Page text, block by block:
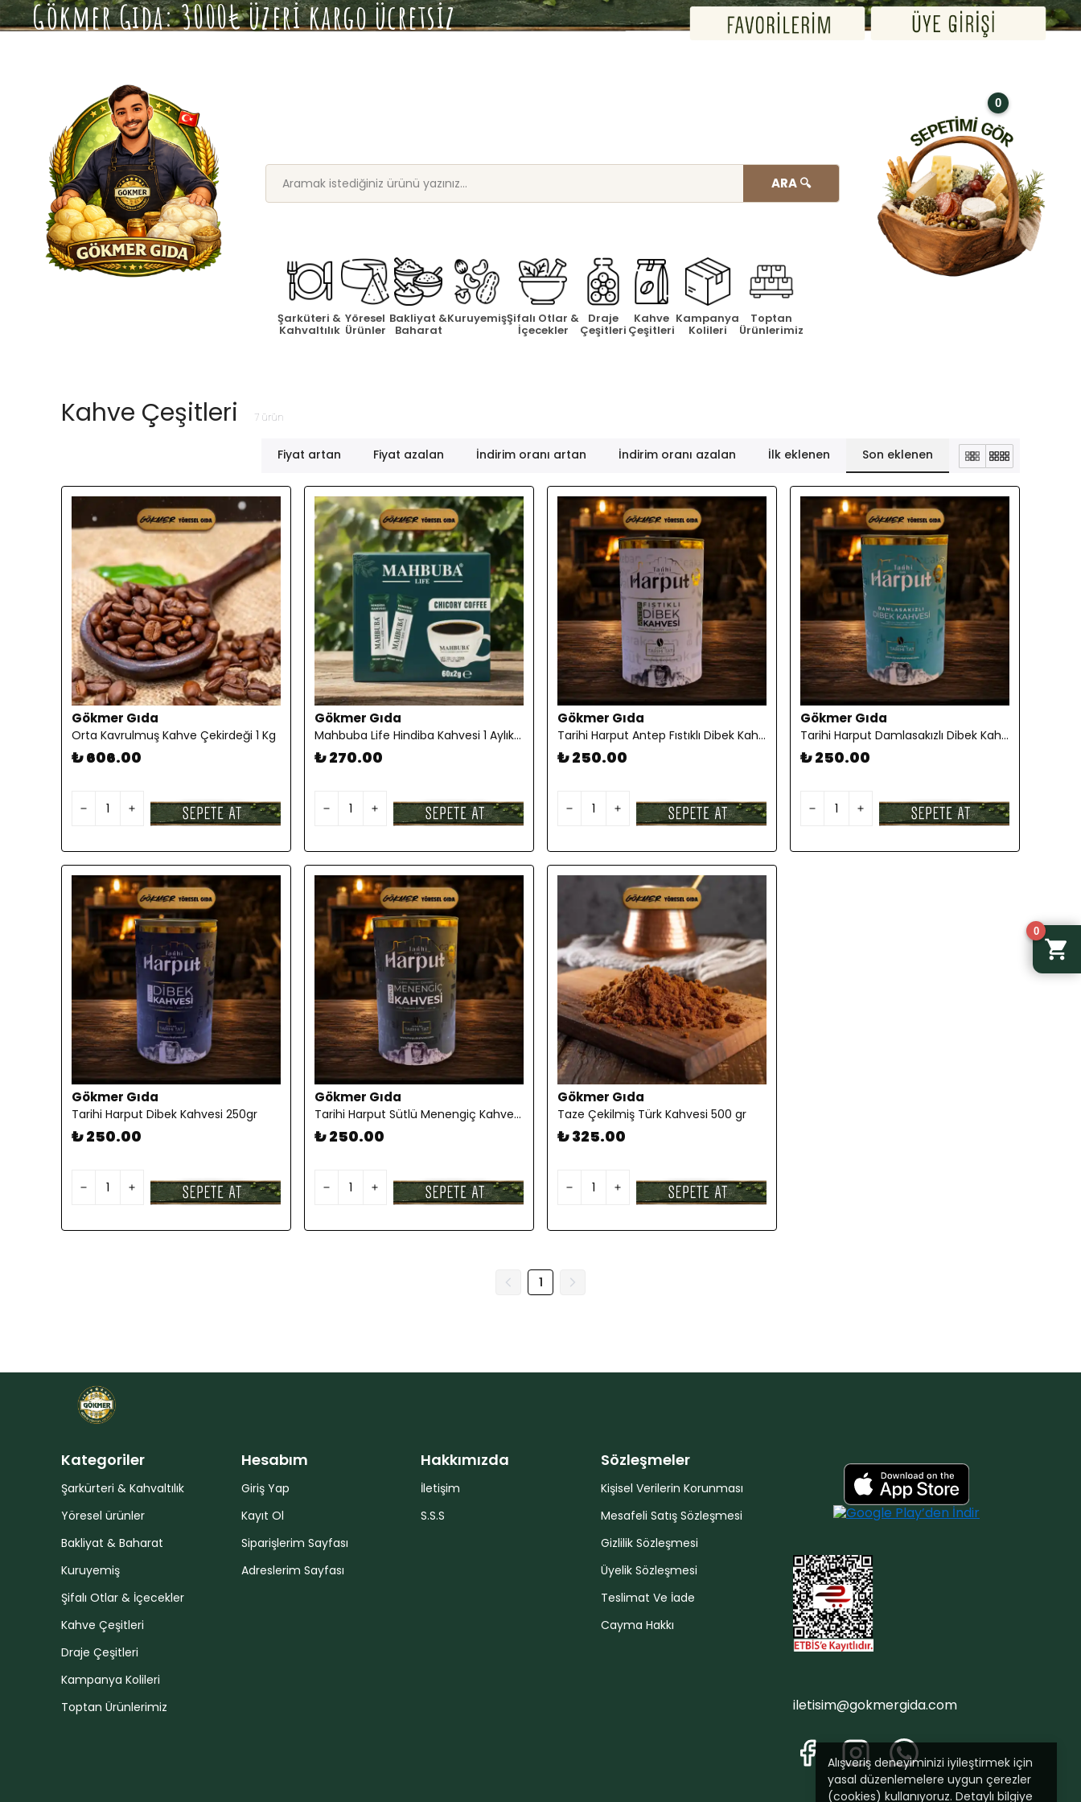
Alışveriş deneyiminizi iyileştirmek için
yasal düzenlemelere uygun çerezler
(cookies) kullanıyoruz. Detaylı bilgiye
Gökmer Gıda: 3000₺ üzeri kargo ücretsiz
ARA 🔍
0
Şarküteri &
Kahvaltılık
Yöresel
Ürünler
Bakliyat &
Baharat
KuruyemişŞifalı Otlar &
İçecekler
Draje
Çeşitleri
Kahve
Çeşitleri
Kampanya
Kolileri
Toptan
Ürünlerimiz
0
Kahve Çeşitleri 7 ürün
Fiyat artan Fiyat azalan İndirim oranı artan İndirim oranı azalan İlk eklenen Son eklenen
Gökmer Gıda
Orta Kavrulmuş Kahve Çekirdeği 1 Kg
₺ 606.00
Gökmer Gıda
Mahbuba Life Hindiba Kahvesi 1 Aylık - ( 60 Kullanım ) Net 120gr
₺ 270.00
Gökmer Gıda
Tarihi Harput Antep Fıstıklı Dibek Kahvesi 250 gr
₺ 250.00
Gökmer Gıda
Tarihi Harput Damlasakızlı Dibek Kahvesi 250gr
₺ 250.00
Gökmer Gıda
Tarihi Harput Dibek Kahvesi 250gr
₺ 250.00
Gökmer Gıda
Tarihi Harput Sütlü Menengiç Kahvesi 250gr
₺ 250.00
Gökmer Gıda
Taze Çekilmiş Türk Kahvesi 500 gr
₺ 325.00
1
Kategoriler
Şarkürteri & Kahvaltılık
Yöresel ürünler
Bakliyat & Baharat
Kuruyemiş
Şifalı Otlar & İçecekler
Kahve Çeşitleri
Draje Çeşitleri
Kampanya Kolileri
Toptan Ürünlerimiz
Hesabım
Giriş Yap
Kayıt Ol
Siparişlerim Sayfası
Adreslerim Sayfası
Hakkımızda
İletişim
S.S.S
Sözleşmeler
Kişisel Verilerin Korunması
Mesafeli Satış Sözleşmesi
Gizlilik Sözleşmesi
Üyelik Sözleşmesi
Teslimat Ve İade
Cayma Hakkı
iletisim@gokmergida.com